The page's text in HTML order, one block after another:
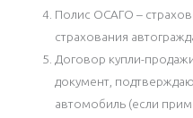
Полис ОСАГО –
страхования
Договор купли-
документ,
автомобиль (если